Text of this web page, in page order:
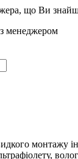
що Ви
менеджером
монтажу